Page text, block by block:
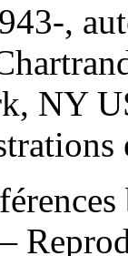
,
NY